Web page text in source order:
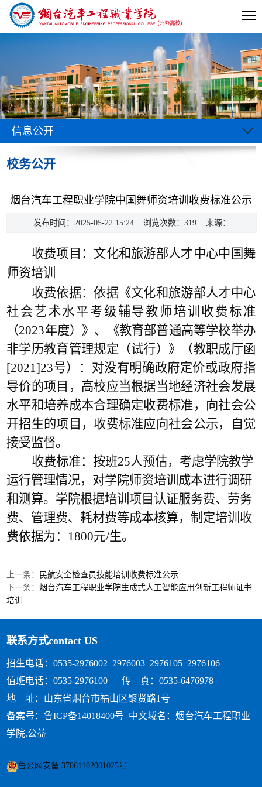
信息公开
校务公开
当前位置:首页>>信息公开>>校务公开>> 正文
烟台汽车工程职业学院中国舞师资培训收费标准公示
发布时间：2025-05-22 15:24 浏览次数： 319来源：
收费项目：文化和旅游部人才中心中国舞
师资培训
收费依据：依据《文化和旅游部人才中心
社会艺术水平考级辅导教师培训收费标准
（2023年度）》 、
《教育部普通高等学校举办
非学历教育管理规定（试行）》（教职成厅函
[2021]23号） ： 对没有明确政府定价或政府指
导价的项目，高校应当根据当地经济社会发展
水平和培养成本合理确定收费标准，向社会公
开招生的项目，收费标准应向社会公示，自觉
接受监督。
收费标准：按班25人预估，考虑学院教学
运行管理情况，对学院师资培训成本进行调研
和测算。学院根据培训项目认证服务费、劳务
费、管理费、耗材费等成本核算，制定培训收
费依据为：1800元/生。
上一条：
民航安全检查员技能培训收费标准公示
下一条：烟台汽车工程职业学院生成式人工智能应用创新工程师证书
培训...
联系方式contact US
招生电话：0535-2976002 2976003 2976105 2976106
值班电话：0535-2976100 传 真：0535-6476978
地 址：山东省烟台市福山区聚贤路1号
备案号：鲁ICP备14018400号 中文域名：烟台汽车工程职业
学院.公益
鲁公网安备 37061102001025号